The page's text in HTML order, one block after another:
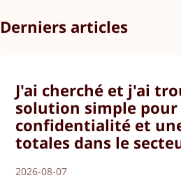
Derniers articles
J'ai cherché et j'ai
solution simple
confidentialité et
totales dans le
2026-08-07